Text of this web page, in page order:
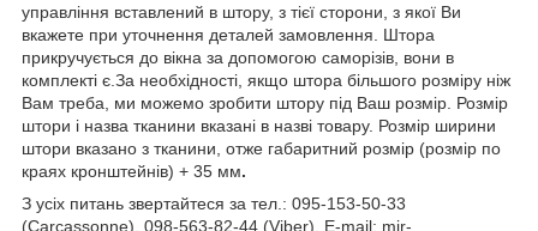
управління вставлений в штору, з тієї сторони, з якої Ви
вкажете при уточнення деталей замовлення. Штора
прикручується до вікна за допомогою саморізів, вони в
комплекті є.За необхідності, якщо штора більшого розміру ніж
Вам треба, ми можемо зробити штору під Ваш розмір. Розмір
штори і назва тканини вказані в назві товару. Розмір ширини
штори вказано з тканини, отже габаритний розмір (розмір по
краях кронштейнів) + 35 мм.
З усіх питань звертайтеся за тел.: 095-153-50-33
(Carcassonne), 098-563-82-44 (Viber), E-mail: mir-